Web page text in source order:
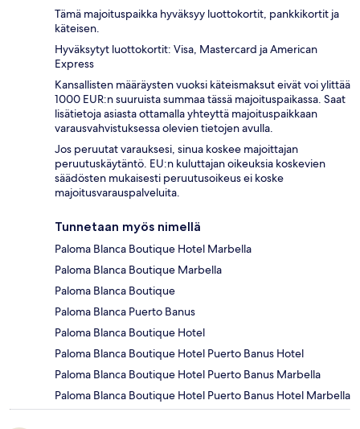
Tämä majoituspaikka hyväksyy luottokortit, pankkikortit ja
käteisen.
Hyväksytyt luottokortit: Visa, Mastercard ja American
Express
Kansallisten määräysten vuoksi käteismaksut eivät voi ylittää
1000 EUR:n suuruista summaa tässä majoituspaikassa. Saat
lisätietoja asiasta ottamalla yhteyttä majoituspaikkaan
varausvahvistuksessa olevien tietojen avulla.
Jos peruutat varauksesi, sinua koskee majoittajan
peruutuskäytäntö. EU:n kuluttajan oikeuksia koskevien
säädösten mukaisesti peruutusoikeus ei koske
majoitusvarauspalveluita.
Tunnetaan myös nimellä
Paloma Blanca Boutique Hotel Marbella
Paloma Blanca Boutique Marbella
Paloma Blanca Boutique
Paloma Blanca Puerto Banus
Paloma Blanca Boutique Hotel
Paloma Blanca Boutique Hotel Puerto Banus Hotel
Paloma Blanca Boutique Hotel Puerto Banus Marbella
Paloma Blanca Boutique Hotel Puerto Banus Hotel Marbella